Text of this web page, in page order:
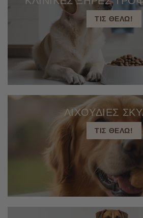
ΤΙΣ ΘΕΛΩ!
ΛΙΧΟΥΔΙΕΣ
ΤΙΣ ΘΕΛΩ!